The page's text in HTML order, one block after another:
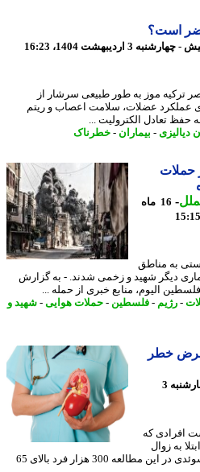
است؟
موز به طور طبیعی سرشار از
عضلات، سلامت اعصاب و ریتم
الکترولیت ...
- بیماران- خطرناک
-
16 ماه
به مناطق
دیگر شهید و زخمی شدند. - به گزارش
الیوم، منابع خبری از حمله ...
رژیم- فلسطین-حملات هوایی- شهید و
خطر
16 ماه پیش - چهارشنبه 3
که
زوال
عقل هستند. - آفتاب نیوز : محققان سوئدی در این مطالعه 300 هزار فرد بالای 65